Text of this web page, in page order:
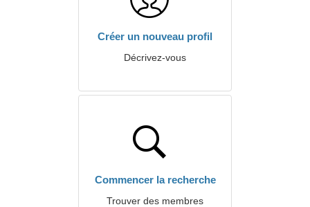
Créer un nouveau profil
Décrivez-vous
Commencer la recherche
Trouver des membres